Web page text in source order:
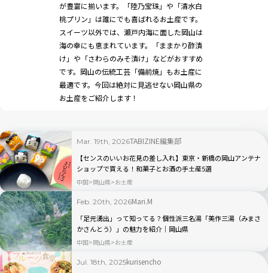
が豊富に揃います。「陸乃宝珠」や「清水白
桃プリン」は誰にでも喜ばれるお土産です。
スイーツ以外では、瀬戸内海に面した岡山は
海の幸にも恵まれています。「ままかり酢漬
け」や「さわらのみそ漬け」などがおすすめ
です。岡山の伝統工芸「備前焼」もお土産に
最適です。今回は絶対に見逃せない岡山県の
お土産をご紹介します！
Mar. 19th, 2026TABIZINE編集部
【センスのいいお花見の差し入れ】東京・新橋の岡山アンテナ
ショップで買える！和菓子とお酒の手土産5選
中国 岡山県 お土産
Feb. 20th, 2026Mari.M
「足元湧出」って知ってる？個性派三名湯「美作三湯（みまさ
かさんとう）」の魅力を紹介｜岡山県
中国 岡山県 お土産
Jul. 18th, 2025kurisencho